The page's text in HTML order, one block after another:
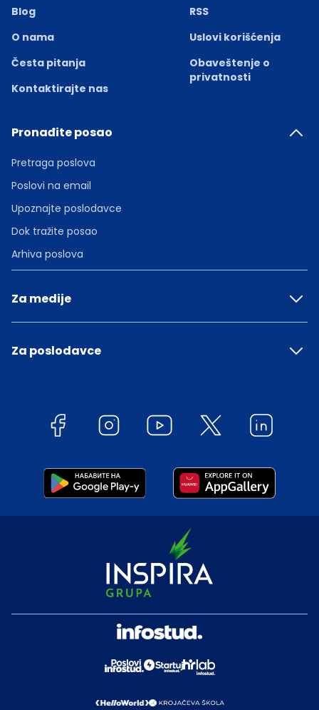
Blog
O nama
Česta pitanja
Kontaktirajte nas
RSS
Uslovi korišćenja
Obaveštenje o
privatnosti
Pronađite posao
Pretraga poslova
Poslovi na email
Upoznajte poslodavce
Dok tražite posao
Arhiva poslova
Za medije
Za poslodavce